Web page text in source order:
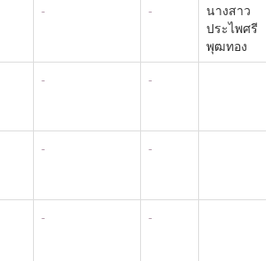
- -
นางสาว
ประไพศรี
พุฒทอง
- -
- -
- -